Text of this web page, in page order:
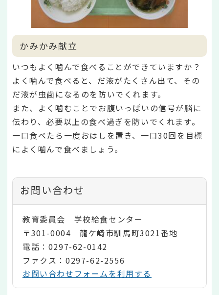
かみかみ献立
いつもよく噛んで食べることができていますか？
よく噛んで食べると、だ液がたくさん出て、その
だ液が虫歯になるのを防いでくれます。
また、よく噛むことでお腹いっぱいの信号が脳に
伝わり、必要以上の食べ過ぎを防いでくれます。
一口食べたら一度おはしを置き、一口30回を目標
によく噛んで食べましょう。
お問い合わせ
教育委員会 学校給食センター
〒301-0004 龍ケ崎市馴馬町3021番地
電話：0297-62-0142
ファクス：0297-62-2556
お問い合わせフォームを利用する